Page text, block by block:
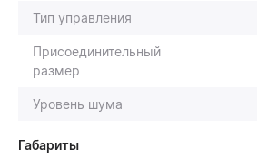
Тип управления
Присоединительный
размер
Уровень шума
Габариты